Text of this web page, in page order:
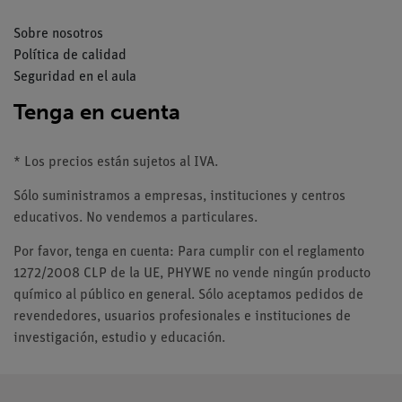
Sobre nosotros
Política de calidad
Seguridad en el aula
Tenga en cuenta
* Los precios están sujetos al IVA.
Sólo suministramos a empresas, instituciones y centros
educativos. No vendemos a particulares.
Por favor, tenga en cuenta: Para cumplir con el reglamento
1272/2008 CLP de la UE, PHYWE no vende ningún producto
químico al público en general. Sólo aceptamos pedidos de
revendedores, usuarios profesionales e instituciones de
investigación, estudio y educación.